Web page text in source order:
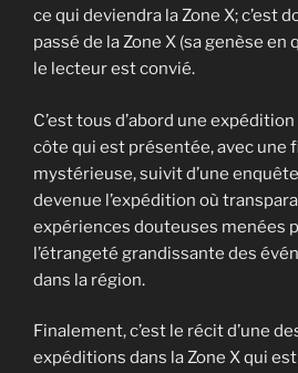
ce qui deviendra la Zone X; c’est
passé de la Zone X (sa genèse
le lecteur est convié.
C’est tous d’abord une
côte qui est présentée, avec une
mystérieuse, suivit d’une
devenue l’expédition où
expériences douteuses menées
l’étrangeté grandissante des
dans la région.
Finalement, c’est le récit d’une
expéditions dans la Zone X qui